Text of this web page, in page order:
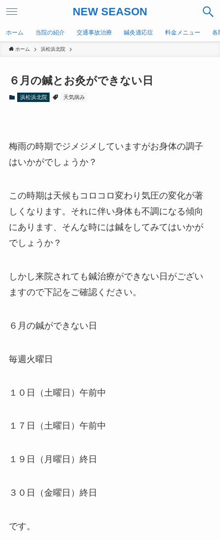
NEW SEASON
ホーム 当院の紹介 交通事故治療 鍼灸適応症 料金メニュー 各
ホーム 浜松浜北院
６月の鍼とお灸ができない日
浜松浜北院 天気病み
梅雨の時期でジメジメしていますがお身体の調子
はいかがでしょうか？
この時期は天候もコロコロ変わり気圧の変化が著
しくなります。それに伴い身体も不調になる傾向
にあります、そんな時には鍼をしてみてはいかが
でしょうか？
しかし来院されても鍼治療ができない日がござい
ますので下記をご確認ください。
６月の鍼ができない日
毎週火曜日
１０日（土曜日）午前中
１７日（土曜日）午前中
１９日（月曜日）終日
３０日（金曜日）終日
です。